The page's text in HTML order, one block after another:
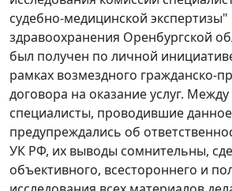
судебно-медицинской
здравоохранения Оренбургской
был получен по личной
рамках возмездного гражданско-
договора на оказание услуг. Между
специалисты, проводившие
предупреждались об
УК РФ, их выводы сомнительны,
объективного, всестороннего и